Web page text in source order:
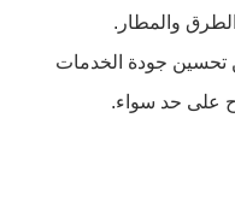
الطرق والمطار.
تحسين جودة الخدمات
على حد سواء.